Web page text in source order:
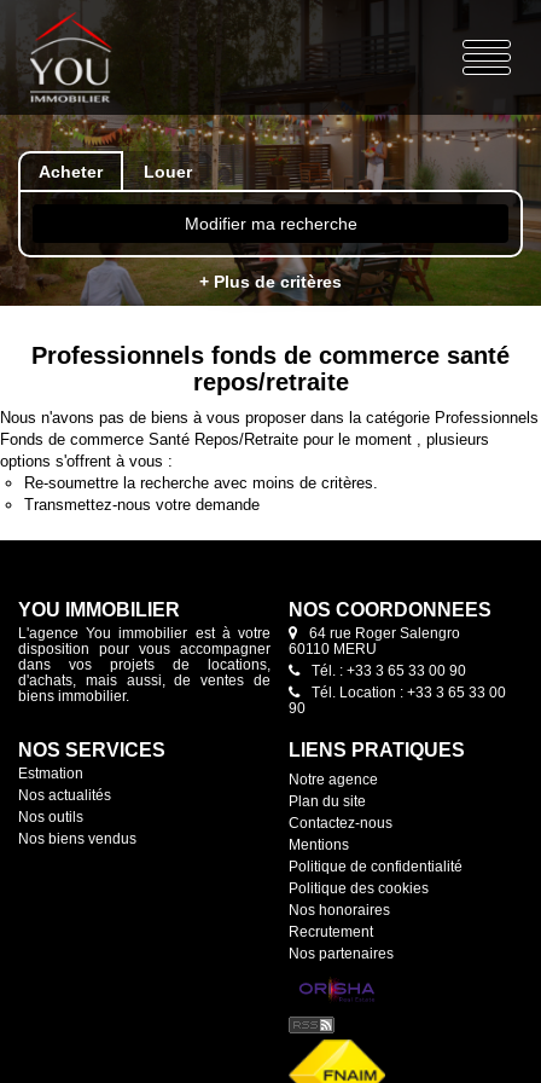
Acheter Louer
Modifier ma recherche
+ Plus de critères
Professionnels fonds de commerce santé
repos/retraite
Nous n'avons pas de biens à vous proposer dans la catégorie Professionnels
Fonds de commerce Santé Repos/Retraite pour le moment , plusieurs
options s'offrent à vous :
Re-soumettre la recherche avec moins de critères.
Transmettez-nous votre demande
YOU IMMOBILIER
L'agence You immobilier est à votre
disposition pour vous accompagner
dans vos projets de locations,
d'achats, mais aussi, de ventes de
biens immobilier.
NOS COORDONNÉES
64 rue Roger Salengro
60110 MERU
Tél. : +33 3 65 33 00 90
Tél. Location : +33 3 65 33 00
90
NOS SERVICES
Estmation
Nos actualités
Nos outils
Nos biens vendus
LIENS PRATIQUES
Notre agence
Plan du site
Contactez-nous
Mentions
Politique de confidentialité
Politique des cookies
Nos honoraires
Recrutement
Nos partenaires